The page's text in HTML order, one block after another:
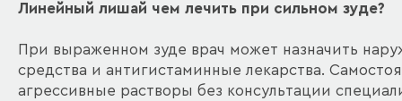
Линейный лишай чем лечить при сильном зуде?
При выраженном зуде врач может назначить
средства и антигистаминные лекарства.
агрессивные растворы без консультации